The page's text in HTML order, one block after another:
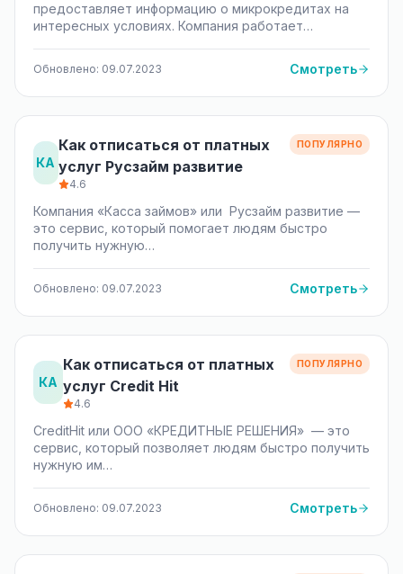
предоставляет информацию о микрокредитах на
интересных условиях. Компания работает…
Обновлено: 09.07.2023 Смотреть
КА
Как отписаться от платных
услуг Русзайм развитие
4.6
ПОПУЛЯРНО
Компания «Касса займов» или Русзайм развитие —
это сервис, который помогает людям быстро
получить нужную…
Обновлено: 09.07.2023 Смотреть
КА
Как отписаться от платных
услуг Credit Hit
4.6
ПОПУЛЯРНО
CreditHit или ООО «КРЕДИТНЫЕ РЕШЕНИЯ» — это
сервис, который позволяет людям быстро получить
нужную им…
Обновлено: 09.07.2023 Смотреть